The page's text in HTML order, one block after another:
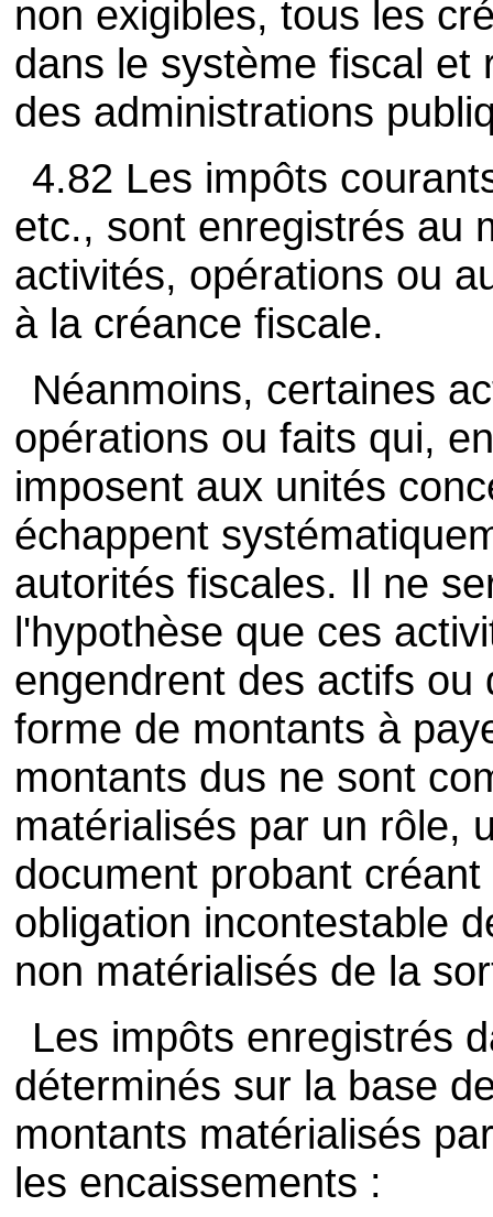
non exigibles, tous les
dans le système fiscal et
des administrations
4.82 Les impôts
etc., sont enregistrés au
activités, opérations ou
à la créance fiscale.
Néanmoins, certaines
opérations ou faits qui,
imposent aux unités
échappent
autorités fiscales. Il ne
l'hypothèse que ces
engendrent des actifs
forme de montants à
montants dus ne sont
matérialisés par un rôle,
document probant
obligation incontestable
non matérialisés de la
Les impôts enregistrés
déterminés sur la base
montants matérialisés
les encaissements :